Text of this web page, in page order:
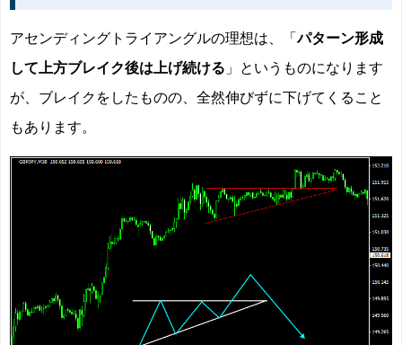
アセンディングトライアングルの理想は、「 パターン形成
して上方ブレイク後は上げ続ける 」というものになります
が、ブレイクをしたものの、全然伸びずに下げてくること
もあります。